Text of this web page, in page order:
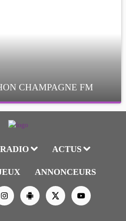
CHAMPAGNE FM
RADIO ACTUS
ANNONCEURS